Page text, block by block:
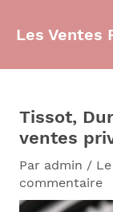
Les Ventes
Tissot,
ventes
Par admin /
commentaire